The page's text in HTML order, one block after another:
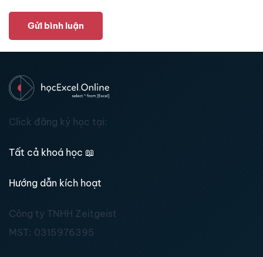
Gửi bình luận
Click đăng ký học tại:
Tất cả khoá học 📖
Hướng dẫn kích hoạt
Công ty TNHH Zeitgeist
MST: 0315976395